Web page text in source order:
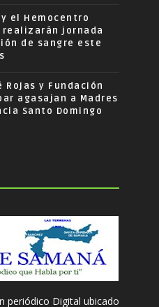
y el Hemocentro
realizarán jornada
de sangre este
Rojas y Fundación
agasajan a Madres
Santo Domingo
periódico Digital ubicado